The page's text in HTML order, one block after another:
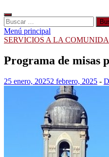
Buscar:
Menú principal
SERVICIOS A LA
Programa de misas
25 enero, 20252 febrero, 2025 -